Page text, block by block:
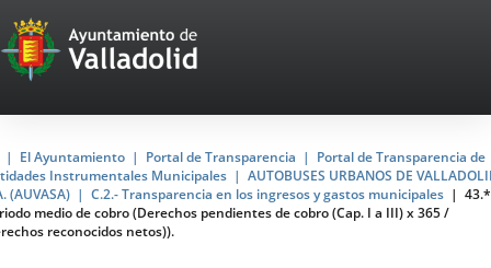
Portal
Web
del
Ayuntamiento
de
Valladolid
El Ayuntamiento Portal de Transparencia
Portal de Transparencia de
Instrumentales Municipales
AUTOBUSES URBANOS DE
(AUVASA)
C.2.- Transparencia en los ingresos y gastos municipales
43.*
medio de cobro (Derechos pendientes de cobro (Cap. I a III) x 365 /
reconocidos netos)).